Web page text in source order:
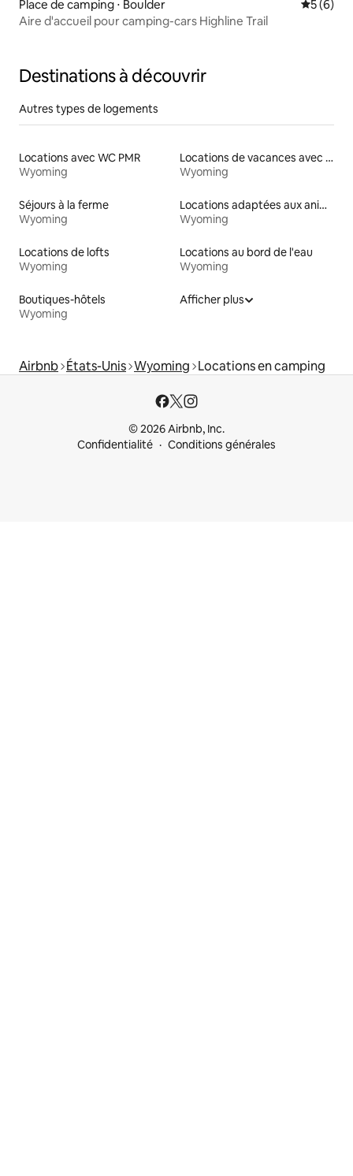
Place de camping ⋅ Boulder
5 (6)
Aire d'accueil pour camping-cars Highline Trail
Destinations à découvrir
Autres types de logements
Locations avec WC PMR
Wyoming
Locations de vacances avec piscine
Wyoming
Séjours à la ferme
Wyoming
Locations adaptées aux animaux
Wyoming
Locations de lofts
Wyoming
Locations au bord de l'eau
Wyoming
Boutiques-hôtels
Wyoming
Afficher plus
Airbnb États-Unis Wyoming Locations en camping
© 2026 Airbnb, Inc.
Confidentialité
Conditions générales